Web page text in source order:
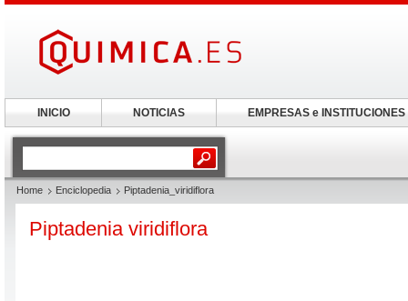
Home Enciclopedia Piptadenia_viridiflora
Piptadenia viridiflora
INICIO NOTICIAS EMPRESAS e INSTITUCIONES